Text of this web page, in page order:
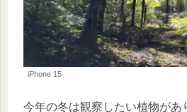
iPhone 15
今年の冬は観察したい植物があ